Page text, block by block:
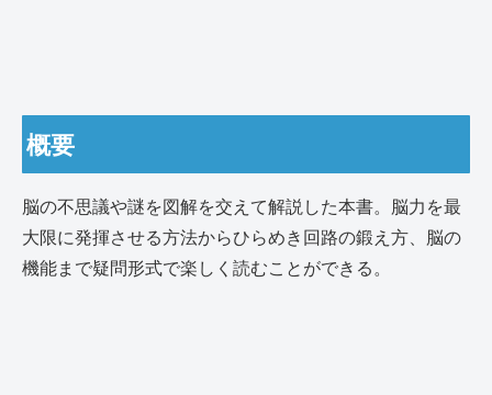
概要
脳の不思議や謎を図解を交えて解説した本書。脳力を最
大限に発揮させる方法からひらめき回路の鍛え方、脳の
機能まで疑問形式で楽しく読むことができる。